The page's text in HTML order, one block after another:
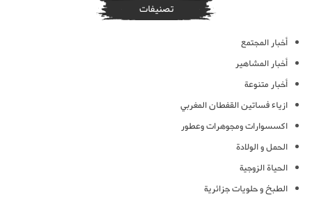
تصنيفات
أخبار المجتمع
أخبار المشاهير
أخبار متنوعة
ازياء فساتين القفطان المغربي
اكسسوارات ومجوهرات وعطور
الحمل و الولادة
الحياة الزوجية
الطبخ و حلويات جزائرية